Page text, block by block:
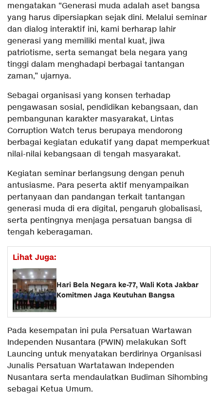
mengatakan “Generasi muda adalah aset bangsa
yang harus dipersiapkan sejak dini. Melalui seminar
dan dialog interaktif ini, kami berharap lahir
generasi yang memiliki mental kuat, jiwa
patriotisme, serta semangat bela negara yang
tinggi dalam menghadapi berbagai tantangan
zaman,” ujarnya.
Sebagai organisasi yang konsen terhadap
pengawasan sosial, pendidikan kebangsaan, dan
pembangunan karakter masyarakat, Lintas
Corruption Watch terus berupaya mendorong
berbagai kegiatan edukatif yang dapat memperkuat
nilai-nilai kebangsaan di tengah masyarakat.
Kegiatan seminar berlangsung dengan penuh
antusiasme. Para peserta aktif menyampaikan
pertanyaan dan pandangan terkait tantangan
generasi muda di era digital, pengaruh globalisasi,
serta pentingnya menjaga persatuan bangsa di
tengah keberagaman.
Lihat Juga:
Hari Bela Negara ke-77, Wali Kota Jakbar
Komitmen Jaga Keutuhan Bangsa
Pada kesempatan ini pula Persatuan Wartawan
Independen Nusantara (PWIN) melakukan Soft
Launcing untuk menyatakan berdirinya Organisasi
Junalis Persatuan Wartatawan Independen
Nusantara serta mendaulatkan Budiman Sihombing
sebagai Ketua Umum.